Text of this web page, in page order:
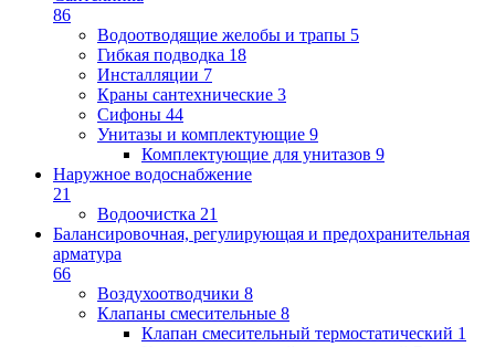
86
Водоотводящие желобы и трапы 5
Гибкая подводка 18
Инсталляции 7
Краны сантехнические 3
Сифоны 44
Унитазы и комплектующие 9
Комплектующие для унитазов 9
Наружное водоснабжение
21
Водоочистка 21
Балансировочная, регулирующая и предохранительная
арматура
66
Воздухоотводчики 8
Клапаны cмесительные 8
Клапан cмесительный термостатический 1